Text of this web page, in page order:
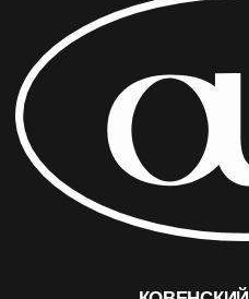
© OUT CINEMA 2026